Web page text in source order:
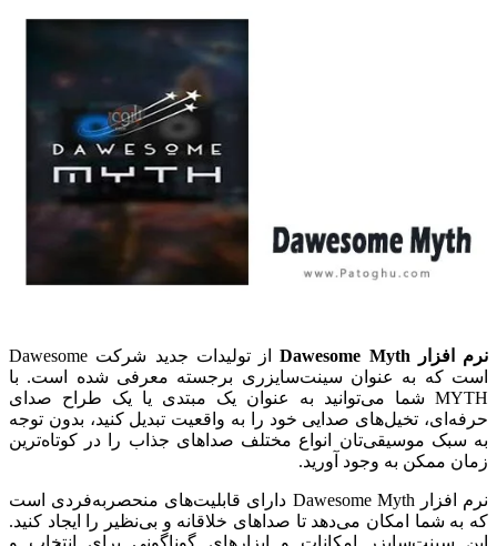
نرم افزار Dawesome Myth
از تولیدات جدید شرکت Dawesome
است که به عنوان سینت‌سایزری برجسته معرفی شده است. با
MYTH شما می‌توانید به عنوان یک مبتدی یا یک طراح صدای
حرفه‌ای، تخیل‌های صدایی خود را به واقعیت تبدیل کنید، بدون توجه
به سبک موسیقی‌تان انواع مختلف صداهای جذاب را در کوتاه‌ترین
زمان ممکن به وجود آورید.
نرم افزار Dawesome Myth دارای قابلیت‌های منحصربه‌فردی است
که به شما امکان می‌دهد تا صداهای خلاقانه و بی‌نظیر را ایجاد کنید.